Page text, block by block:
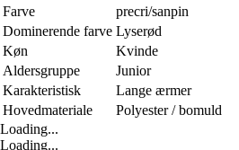
Farve
precri/sanpin
Dominerende farve Lyserød
Køn
Kvinde
Aldersgruppe
Junior
Karakteristisk
Lange ærmer
Hovedmateriale
Polyester / bomuld
Loading...
Loading...